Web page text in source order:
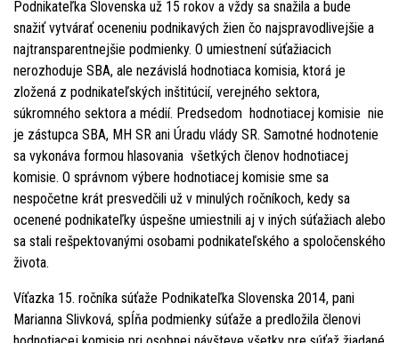
Podnikateľka Slovenska už 15 rokov a vždy sa snažila a bude
snažiť vytvárať oceneniu podnikavých žien čo najspravodlivejšie a
najtransparentnejšie podmienky. O umiestnení súťažiacich
nerozhoduje SBA, ale nezávislá hodnotiaca komisia, ktorá je
zložená z podnikateľských inštitúcií, verejného sektora,
súkromného sektora a médií. Predsedom hodnotiacej komisie nie
je zástupca SBA, MH SR ani Úradu vlády SR. Samotné hodnotenie
sa vykonáva formou hlasovania všetkých členov hodnotiacej
komisie. O správnom výbere hodnotiacej komisie sme sa
nespočetne krát presvedčili už v minulých ročníkoch, kedy sa
ocenené podnikateľky úspešne umiestnili aj v iných súťažiach alebo
sa stali rešpektovanými osobami podnikateľského a spoločenského
života.
Víťazka 15. ročníka súťaže Podnikateľka Slovenska 2014, pani
Marianna Slivková, spĺňa podmienky súťaže a predložila členovi